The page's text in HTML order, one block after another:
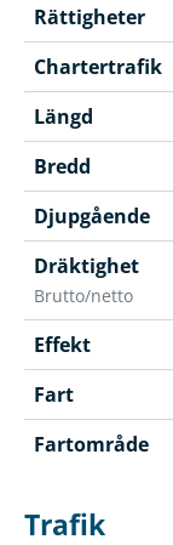
Rättigheter
Chartertrafik
Längd
Bredd
Djupgående
Dräktighet
Brutto/netto
Effekt
Fart
Fartområde
Trafik